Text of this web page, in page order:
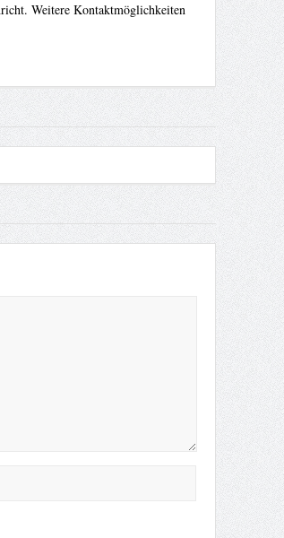
Weitere Kontaktmöglichkeiten